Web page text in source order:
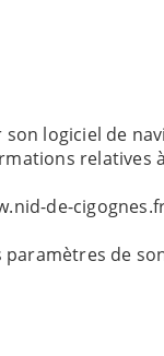
logiciel de
relatives
de-
paramètres de